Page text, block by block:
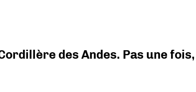
des Andes. Pas une